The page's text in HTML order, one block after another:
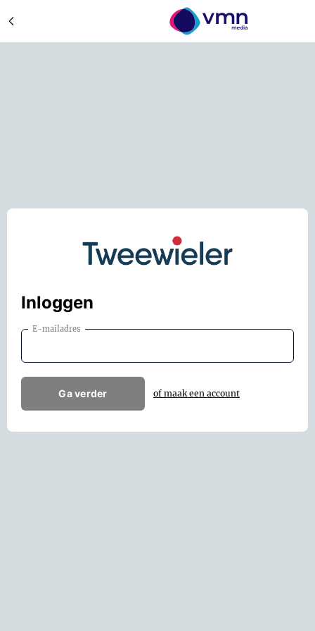
Inloggen
E-mailadres
Ga verder of maak een account